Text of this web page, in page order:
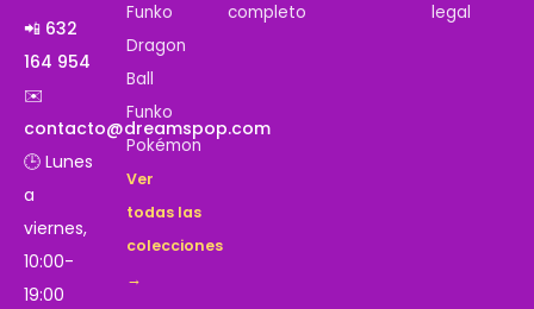
📲 632
164 954
✉️
contacto@dreamspop.com
🕒 Lunes
a
viernes,
10:00-
19:00
Funko
Dragon
Ball
Funko
Pokémon
Ver
todas las
colecciones
→
completo
legal